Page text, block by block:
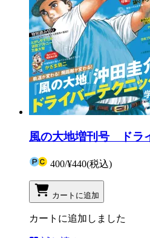
風の大地増刊号 ドラ
400/¥440(税込)
カートに追加
カートに追加しました